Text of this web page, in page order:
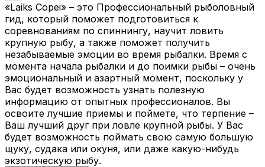
«Laiks Copei» – это Профессиональный рыболовный
гид, который поможет подготовиться к
соревнованиям по спиннингу, научит ловить
крупную рыбу, а также поможет получить
незабываемые эмоции во время рыбалки. Время с
момента начала рыбалки и до поимки рыбы – очень
эмоциональный и азартный момент, поскольку у
Вас будет возможность узнать полезную
информацию от опытных профессионалов. Вы
освоите лучшие приемы и поймете, что терпение –
Ваш лучший друг при ловле крупной рыбы. У Вас
будет возможность поймать свою самую большую
щуку, судака или окуня, или даже какую-нибудь
экзотическую рыбу.